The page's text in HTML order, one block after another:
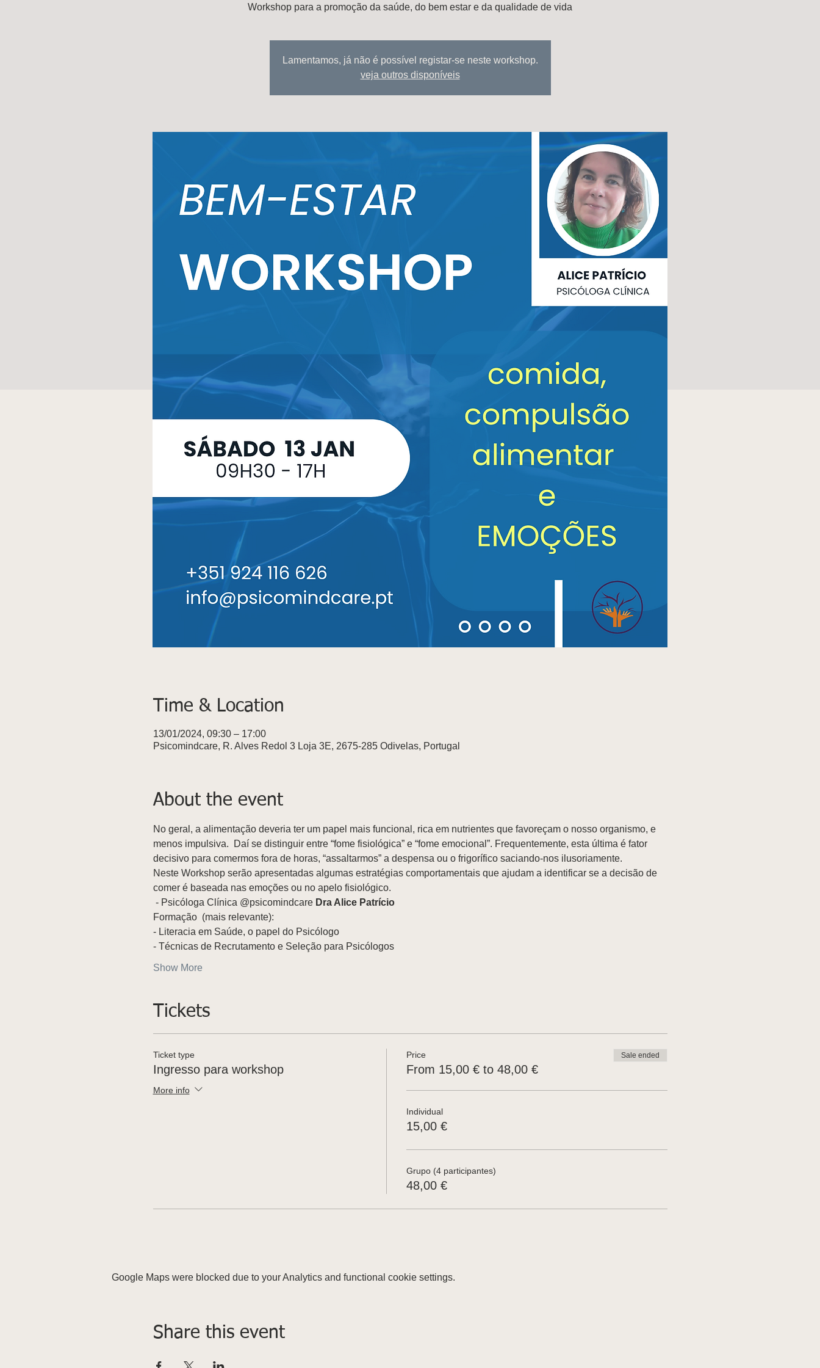
Workshop para a promoção da saúde, do bem estar e da qualidade de vida
Lamentamos, já não é possível registar-se neste workshop.
veja outros disponíveis
Time & Location
13/01/2024, 09:30 – 17:00
Psicomindcare, R. Alves Redol 3 Loja 3E, 2675-285 Odivelas, Portugal
About the event
No geral, a alimentação deveria ter um papel mais funcional, rica em nutrientes que favoreçam o nosso organismo, e
menos impulsiva.  Daí se distinguir entre “fome fisiológica” e “fome emocional”. Frequentemente, esta última é fator
decisivo para comermos fora de horas, “assaltarmos” a despensa ou o frigorífico saciando-nos ilusoriamente.
Neste Workshop serão apresentadas algumas estratégias comportamentais que ajudam a identificar se a decisão de
comer é baseada nas emoções ou no apelo fisiológico.
- Psicóloga Clínica @psicomindcare Dra Alice Patrício
Formação  (mais relevante):
- Literacia em Saúde, o papel do Psicólogo
- Técnicas de Recrutamento e Seleção para Psicólogos
Show More
Tickets
Ticket type
Ingresso para workshop
More info
Price
From 15,00 € to 48,00 €
Sale ended
Individual
15,00 €
Grupo (4 participantes)
48,00 €
Google Maps were blocked due to your Analytics and functional cookie settings.
Share this event